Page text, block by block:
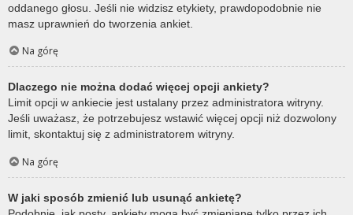
oddanego głosu. Jeśli nie widzisz etykiety, prawdopodobnie nie
masz uprawnień do tworzenia ankiet.
Na górę
Dlaczego nie można dodać więcej opcji ankiety?
Limit opcji w ankiecie jest ustalany przez administratora witryny.
Jeśli uważasz, że potrzebujesz wstawić więcej opcji niż dozwolony
limit, skontaktuj się z administratorem witryny.
Na górę
W jaki sposób zmienić lub usunąć ankietę?